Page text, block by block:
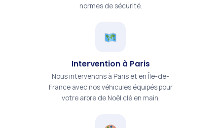
normes de sécurité.
Intervention à Paris
Nous intervenons à Paris et en Île-de-
France avec nos véhicules équipés pour
votre arbre de Noël clé en main.